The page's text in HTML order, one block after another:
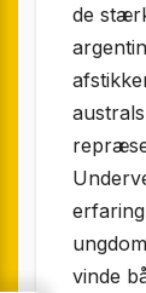
de
vinde